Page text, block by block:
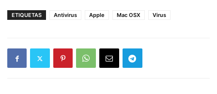
ETIQUETAS Antivirus Apple Mac OSX Virus